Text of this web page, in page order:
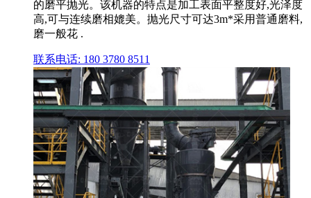
的磨平抛光。该机器的特点是加工表面平整度好,光泽度
高,可与连续磨相媲美。抛光尺寸可达3m*采用普通磨料,
磨一般花 .
联系电话: 180 3780 8511